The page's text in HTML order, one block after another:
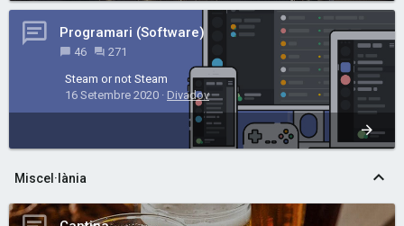
Programari (Software)
46
271
Steam or not Steam
16 Setembre 2020
Divadov
Miscel·lània